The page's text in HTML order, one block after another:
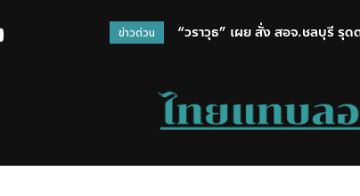
ข่าวด่วน
“วราวุธ” เผย สั่ง สอจ.ชลบุรี รุ